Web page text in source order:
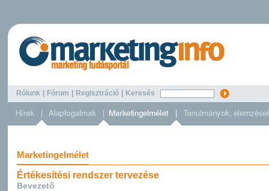
Rólunk Fórum Regisztráció Keresés
Marketingelmélet
Értékesítési rendszer tervezése
Bevezető